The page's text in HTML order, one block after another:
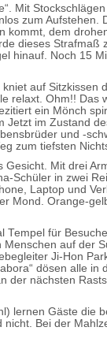
Mit
zum Aufstehen.
kommt, dem
dieses Strafmaß
hinauf. Noch 15
auf Sitzkissen
relaxt. Ohm!! Das
ein Mönch
Jetzt im Zustand
und -
zum tiefsten
Mit drei
Schüler in zwei
Laptop und
Mond. Orange-
für
auf der
Ji-Hon
dösen alle in
der nächsten
lernen Gäste die
Bei der